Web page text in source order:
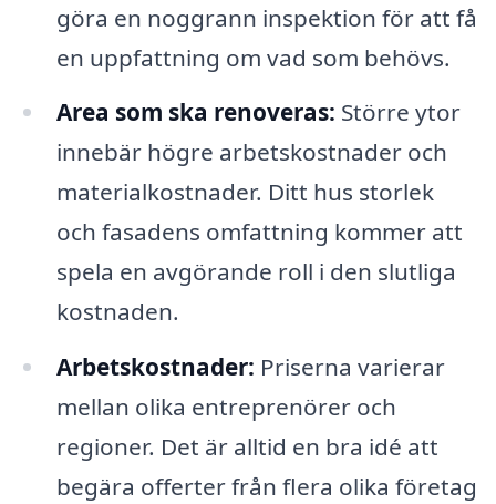
göra en noggrann inspektion för att få
en uppfattning om vad som behövs.
Area som ska renoveras: Större ytor
innebär högre arbetskostnader och
materialkostnader. Ditt hus storlek
och fasadens omfattning kommer att
spela en avgörande roll i den slutliga
kostnaden.
Arbetskostnader: Priserna varierar
mellan olika entreprenörer och
regioner. Det är alltid en bra idé att
begära offerter från flera olika företag